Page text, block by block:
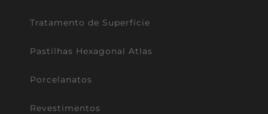
Tratamento de Superfície
Pastilhas Hexagonal Atlas
Porcelanatos
Revestimentos